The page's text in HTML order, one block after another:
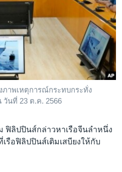
าพเหตุการณ์กระทบกระทั่ง
วันที่ 23 ต.ค. 2566
ฟิลิปปินส์กล่าวหาเรือจีนลำหนึ่ง
รือฟิลิปปินส์เติมเสบียงให้กับ